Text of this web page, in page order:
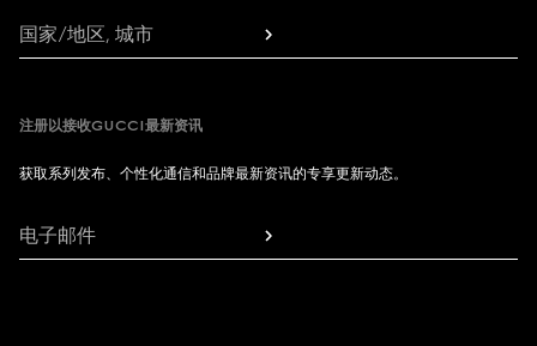
国家/地区, 城市
注册以接收GUCCI最新资讯
获取系列发布、个性化通信和品牌最新资讯的专享更新动态。
电子邮件